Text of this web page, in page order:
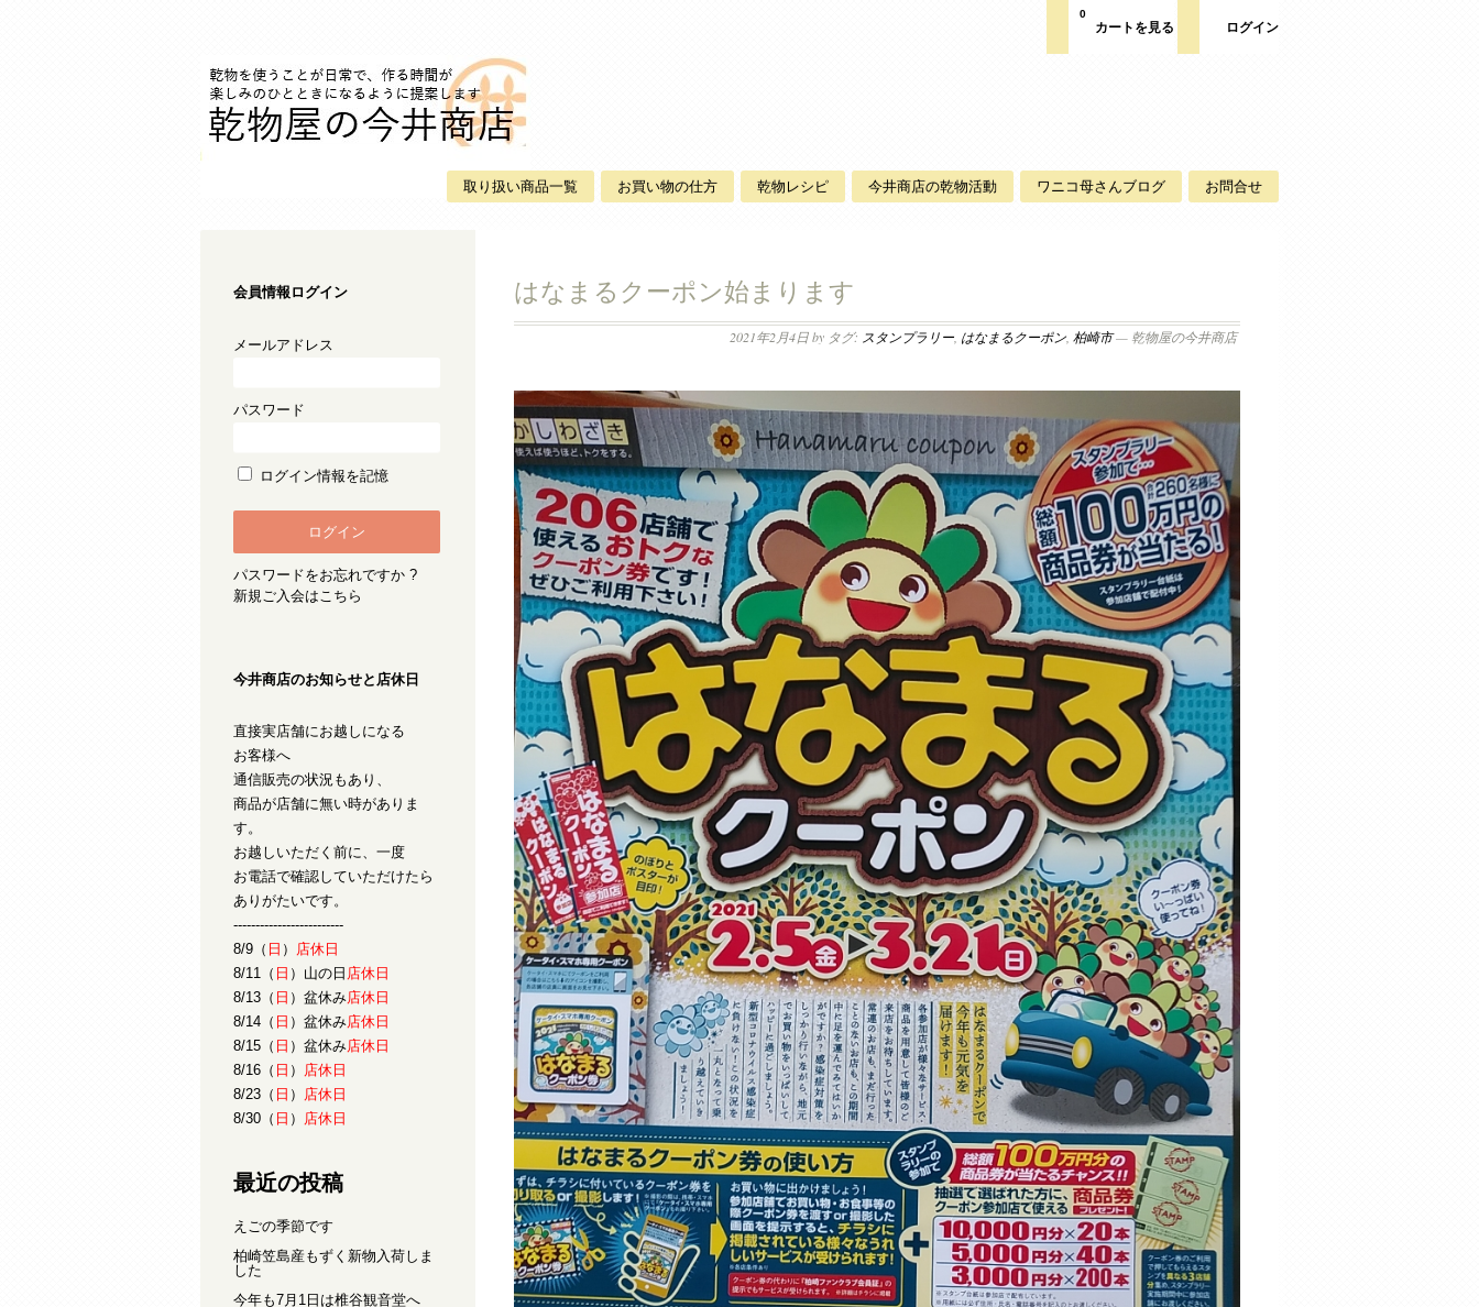
カートを見る
0
ログイン
取り扱い商品一覧 お買い物の仕方 乾物レシピ 今井商店の乾物活動 ワニコ母さんブログ お問合せ
はなまるクーポン始まります
2021年2月4日by タグ: スタンプラリー はなまるクーポン 柏崎市— 乾物屋の今井商店
会員情報ログイン
メールアドレス
パスワード
ログイン情報を記憶
パスワードをお忘れですか ?
新規ご入会はこちら
今井商店のお知らせと店休日
直接実店舗にお越しになる
お客様へ
通信販売の状況もあり、
商品が店舗に無い時がありま
す。
お越しいただく前に、一度
お電話で確認していただけたら
ありがたいです。
-------------------------
8/9（ 日 ） 店休日
8/11（ 日 ）山の日 店休日
8/13（ 日 ）盆休み店休日
8/14（ 日 ）盆休み店休日
8/15（ 日 ）盆休み店休日
8/16（ 日 ） 店休日
8/23（ 日 ） 店休日
8/30（ 日 ） 店休日
最近の投稿
えごの季節です
柏崎笠島産もずく新物入荷しま
した
今年も7月1日は椎谷観音堂へ